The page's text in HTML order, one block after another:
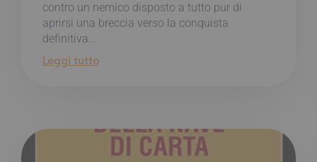
contro un nemico disposto a tutto pur di
aprirsi una breccia verso la conquista
definitiva...
Leggi tutto